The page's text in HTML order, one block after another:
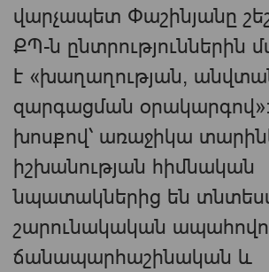
վարչապետ Փաշինյանը
ՔՊ-ն ընտրություններին
է «խաղաղության,
զարգացման
խոսքով՝ առաջիկա
իշխանության հիմնական
նպատակներից են
շարունակական
ճանապարհաշինական և